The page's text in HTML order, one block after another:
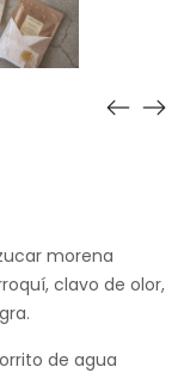
morena
clavo de olor,
de agua